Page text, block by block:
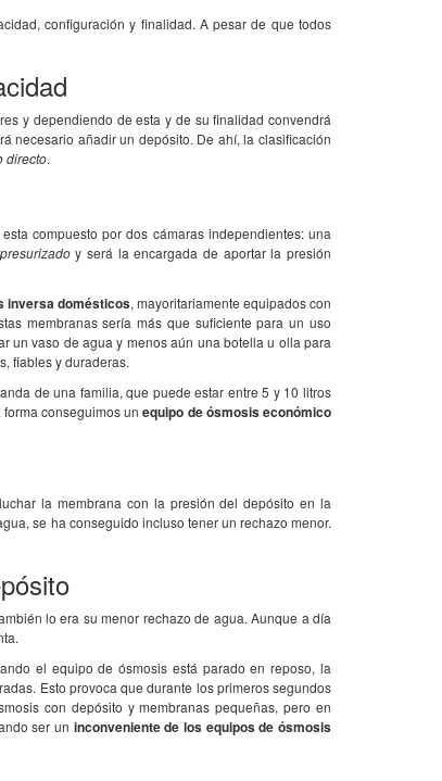
configuración y finalidad. A pesar de que todos
y dependiendo de esta y de su finalidad convendrá
necesario añadir un depósito. De ahí, la clasificación
directo.
compuesto por dos cámaras independientes: una
presurizadoy será la encargada de aportar la presión
inversa domésticos, mayoritariamente equipados con
membranas sería más que suficiente para un uso
un vaso de agua y menos aún una botella u olla para
fiables y duraderas.
de una familia, que puede estar entre 5 y 10 litros
forma conseguimos unequipo de ósmosis económico
la membrana con la presión del depósito en la
se ha conseguido incluso tener un rechazo menor.
lo era su menor rechazo de agua. Aunque a día
el equipo de ósmosis está parado en reposo, la
Esto provoca que durante los primeros segundos
con depósito y membranas pequeñas, pero en
ser un inconveniente de los equipos de ósmosis
d ..
demasiado arsénico... y aho ..